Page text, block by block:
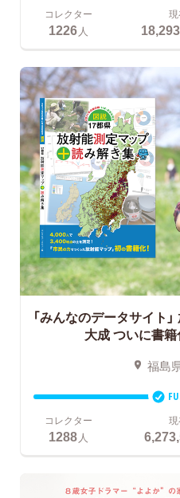
コレクター
1226人
「みんなのデータサイト」
大成 ついに書籍
福島
コレクター
1288 人